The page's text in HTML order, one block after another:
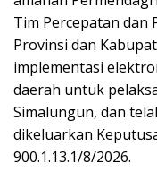
Tim Percepatan dan
Provinsi dan
implementasi
daerah untuk
Simalungun, dan
dikeluarkan
900.1.13.1/8/2026.